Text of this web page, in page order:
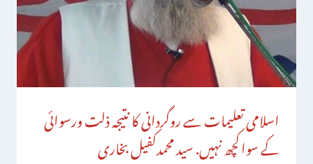
اسلامی تعلیمات سے روگردانی کا نتیجہ ذلت ورسوائی
کے سواکچھ نہیں. سید محمدکفیل بخاری